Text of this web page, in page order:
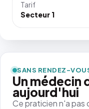
Tarif
Secteur 1
SANS RENDEZ-
Un médecin
aujourd'hui
Ce praticien n'a pas